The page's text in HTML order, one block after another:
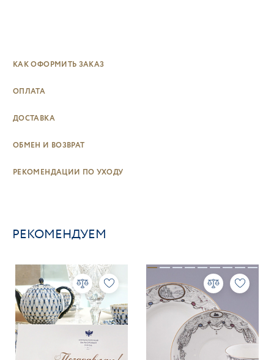
КАК ОФОРМИТЬ ЗАКАЗ
ОПЛАТА
ДОСТАВКА
ОБМЕН И ВОЗВРАТ
РЕКОМЕНДАЦИИ ПО УХОДУ
РЕКОМЕНДУЕМ